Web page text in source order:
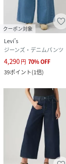
クーポン対象
Levi's
ジーンズ・デニムパンツ
4,290円 70%OFF
39ポイント(1倍)